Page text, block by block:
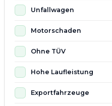
Unfallwagen
Motorschaden
Ohne TÜV
Hohe Laufleistung
Exportfahrzeuge